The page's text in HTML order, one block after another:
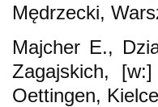
Mędrzecki,
Majcher E.,
Zagajskich,
Oettingen,